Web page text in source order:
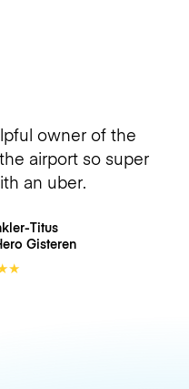
owner of the
airport so super
an uber.
Titus
Gisteren
★